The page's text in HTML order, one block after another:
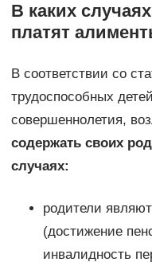
В каких
платят
В соответствии со
трудоспособных
совершеннолетия,
содержать своих
случаях:
родители
(достижение
инвалидность